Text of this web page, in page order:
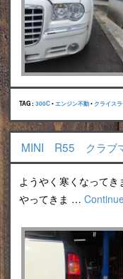
TAG : 300C•エンジン不動• クライス
MINI R55 クラブ
ようやく寒くなって
やってきま …